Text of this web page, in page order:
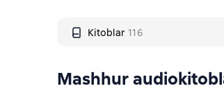
Kitoblar 116
Mashhur